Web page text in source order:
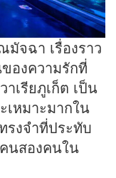
จฉา เรื่องราว
องความรักที่
เรียภูเก็ต เป็น
เหมาะมากใน
รงจำที่ประทับ
นสองคนใน